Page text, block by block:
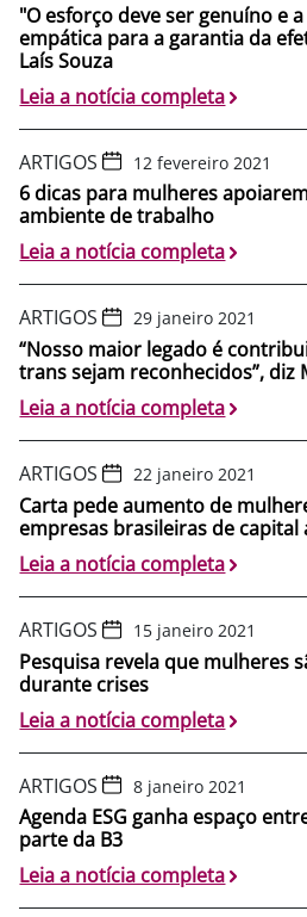
"O esforço deve ser genuíno e
empática para a garantia da
Laís Souza
Leia a notícia completa
ARTIGOS 12 fevereiro 2021
6 dicas para mulheres
ambiente de trabalho
Leia a notícia completa
ARTIGOS 29 janeiro 2021
“Nosso maior legado é
trans sejam reconhecidos”, diz
Leia a notícia completa
ARTIGOS 22 janeiro 2021
Carta pede aumento de
empresas brasileiras de capital
Leia a notícia completa
ARTIGOS 15 janeiro 2021
Pesquisa revela que mulheres
durante crises
Leia a notícia completa
ARTIGOS 8 janeiro 2021
Agenda ESG ganha espaço
parte da B3
Leia a notícia completa